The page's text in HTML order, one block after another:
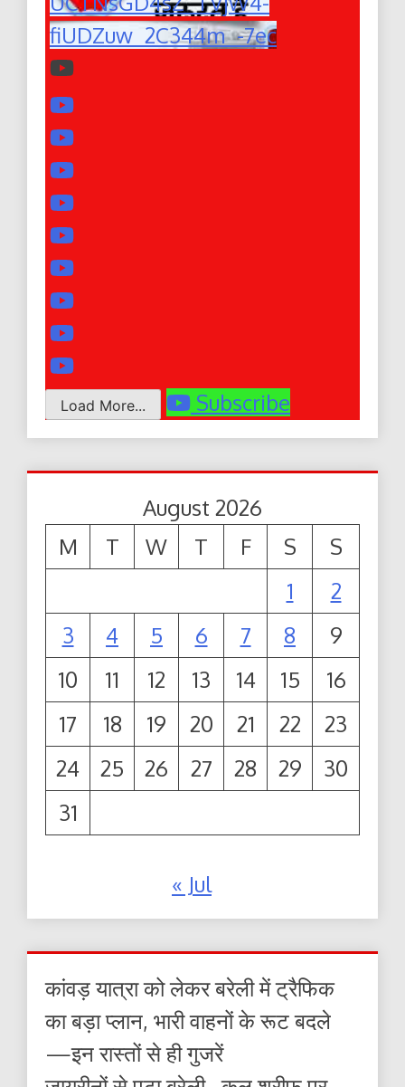
fiUDZuw_2C344m_-7ec
Load More... Subscribe
August 2026
M
T W T F S
S
1
2
3
4 5 6 7 8
9
10
11 12 13 14 15
16
17
18 19 20 21 22
23
24
25 26 27 28 29
30
31
« Jul
कांवड़ यात्रा को लेकर बरेली में ट्रैफिक
का बड़ा प्लान, भारी वाहनों के रूट बदले
—इन रास्तों से ही गुजरें